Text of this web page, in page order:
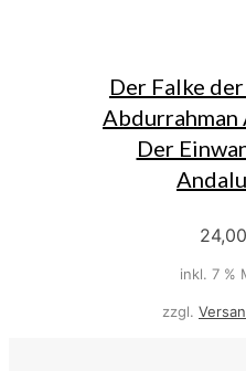
Der Falke
Abdurrahman
Der
24,00
inkl. 7 %
zzgl.